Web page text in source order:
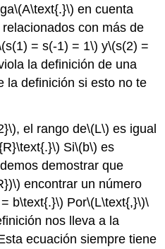
\(A\text{.}\) en cuenta
con más de
= s(-1) = 1\) y\(s(2) =
la definición de una
la definición si esto no te
, el rango de\(L\) es igual
Si\(b\) es
demostrar que
encontrar un número
b\text{.}\) Por\(L\text{,}\)\
nos lleva a la
ecuación siempre tiene